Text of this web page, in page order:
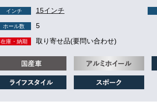
インチ 15インチ
ホール数 5
在庫・納期 取り寄せ品(要問い合わせ)